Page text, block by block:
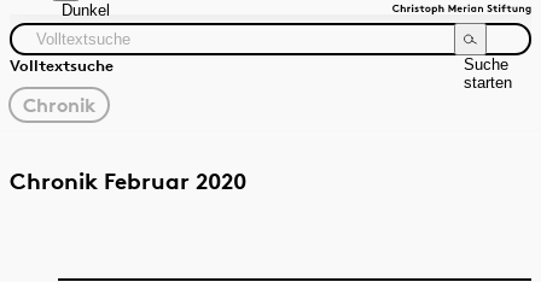
Dunkel
Volltextsuche
Suche
starten
gewählter
Filter
Chronik
Quelle Zeitraum
Chronik Februar 2020